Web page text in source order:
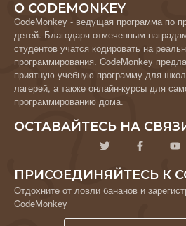
О CODEMONKEY
CodeMonkey - ведущая программа по
детей. Благодаря отмеченным
студентов учатся кодировать на
программирования. CodeMonkey
приятную учебную программу для
лагерей, а также онлайн-курсы для
программированию дома.
ОСТАВАЙТЕСЬ НА
ПРИСОЕДИНЯЙТЕСЬ К
Отдохните от ловли бананов и
CodeMonkey